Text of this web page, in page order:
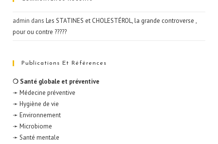
admin dansLes STATINES et CHOLESTÉROL, la grande controverse ,
pour ou contre ?????
Publications Et Références
❍ Santé globale et préventive
➛ Médecine préventive
➛ Hygiène de vie
➛ Environnement
➛ Microbiome
➛ Santé mentale